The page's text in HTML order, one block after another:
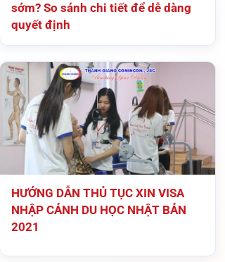
sớm? So sánh chi tiết để dễ dàng
quyết định
HƯỚNG DẪN THỦ TỤC XIN VISA
NHẬP CẢNH DU HỌC NHẬT BẢN
2021